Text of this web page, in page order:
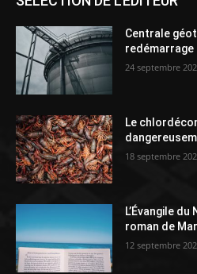
Centrale
redémarrage
24 septembre
Le
18 septembre
L’Évangile
roman de
12 septembre